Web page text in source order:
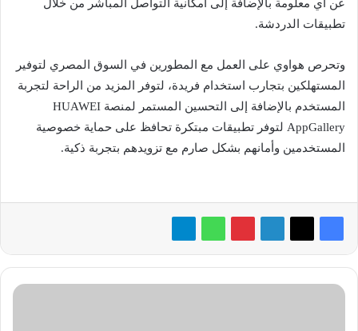
عن أي معلومة بالإضافة إلى امكانية التواصل المباشر من خلال
تطبيقات الدردشة.
وتحرص هواوي على العمل مع المطورين في السوق المصري لتوفير
المستهلكين بتجارب استخدام فريدة، لتوفر المزيد من الراحة لتجربة
المستخدم بالإضافة إلى التحسين المستمر لمنصة HUAWEI
AppGallery لتوفر تطبيقات مبتكرة تحافظ على حماية خصوصية
المستخدمين وأمانهم بشكل صارم مع تزويدهم بتجربة ذكية.
«إى